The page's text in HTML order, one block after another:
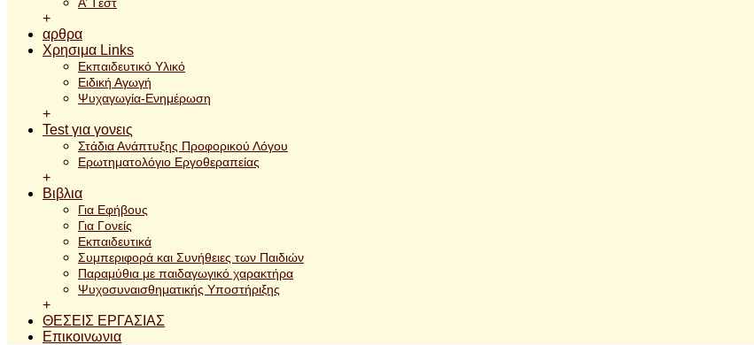
+
αρθρα
Χρησιμα Links
Εκπαιδευτικό Υλικό
Ειδική Αγωγή
Ψυχαγωγία-Ενημέρωση
+
Test για γονεις
Στάδια Ανάπτυξης Προφορικού Λόγου
Ερωτηματολόγιο Εργοθεραπείας
+
Βιβλια
Για Εφήβους
Για Γονείς
Εκπαιδευτικά
Συμπεριφορά και Συνήθειες των Παιδιών
Παραμύθια με παιδαγωγικό χαρακτήρα
Ψυχοσυναισθηματικής Υποστήριξης
+
ΘΕΣΕΙΣ ΕΡΓΑΣΙΑΣ
Επικοινωνια